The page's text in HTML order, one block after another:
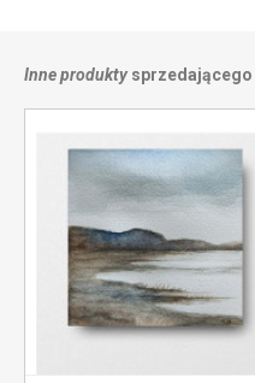
Inne produktysprzedającego